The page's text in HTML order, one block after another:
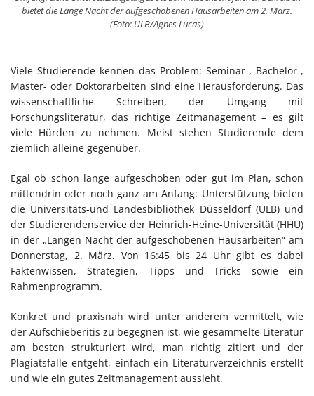
bietet die Lange Nacht der aufgeschobenen Hausarbeiten am 2. März.
(Foto: ULB/Agnes Lucas)
Viele Studierende kennen das Problem: Seminar-, Bachelor-,
Master- oder Doktorarbeiten sind eine Herausforderung. Das
wissenschaftliche Schreiben, der Umgang mit
Forschungsliteratur, das richtige Zeitmanagement – es gilt
viele Hürden zu nehmen. Meist stehen Studierende dem
ziemlich alleine gegenüber.
Egal ob schon lange aufgeschoben oder gut im Plan, schon
mittendrin oder noch ganz am Anfang: Unterstützung bieten
die Universitäts-und Landesbibliothek Düsseldorf (ULB) und
der Studierendenservice der Heinrich-Heine-Universität (HHU)
in der „Langen Nacht der aufgeschobenen Hausarbeiten“ am
Donnerstag, 2. März. Von 16:45 bis 24 Uhr gibt es dabei
Faktenwissen, Strategien, Tipps und Tricks sowie ein
Rahmenprogramm.
Konkret und praxisnah wird unter anderem vermittelt, wie
der Aufschieberitis zu begegnen ist, wie gesammelte Literatur
am besten strukturiert wird, man richtig zitiert und der
Plagiatsfalle entgeht, einfach ein Literaturverzeichnis erstellt
und wie ein gutes Zeitmanagement aussieht.